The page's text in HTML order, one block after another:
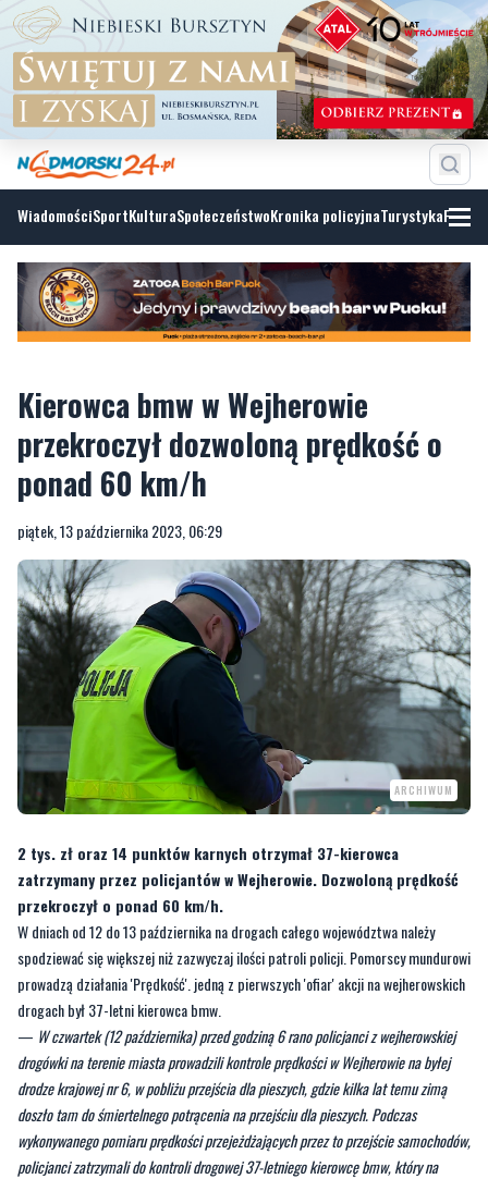
WiadomościSportKulturaSpołeczeństwoKronika policyjnaTurystyka
Kierowca bmw w Wejherowie
przekroczył dozwoloną prędkość o
ponad 60 km/h
piątek, 13 października 2023, 06:29
ARCHIWUM
2 tys. zł oraz 14 punktów karnych otrzymał 37-kierowca
zatrzymany przez policjantów w Wejherowie. Dozwoloną prędkość
przekroczył o ponad 60 km/h.
W dniach od 12 do 13 października na drogach całego województwa należy
spodziewać się większej niż zazwyczaj ilości patroli policji. Pomorscy mundurowi
prowadzą działania 'Prędkość'. jedną z pierwszych 'ofiar' akcji na wejherowskich
drogach był 37-letni kierowca bmw.
— W czwartek (12 października) przed godziną 6 rano policjanci z wejherowskiej
drogówki na terenie miasta prowadzili kontrole prędkości w Wejherowie na byłej
drodze krajowej nr 6, w pobliżu przejścia dla pieszych, gdzie kilka lat temu zimą
doszło tam do śmiertelnego potrącenia na przejściu dla pieszych. Podczas
wykonywanego pomiaru prędkości przejeżdżających przez to przejście samochodów,
policjanci zatrzymali do kontroli drogowej 37-letniego kierowcę bmw, który na